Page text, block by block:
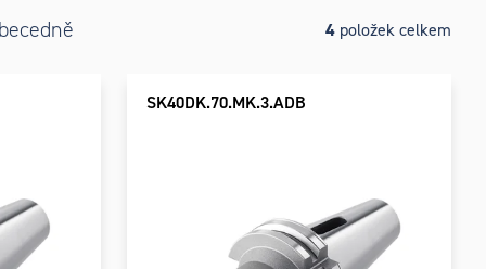
4 položek celkem
SK40DK.70.MK.3.ADB